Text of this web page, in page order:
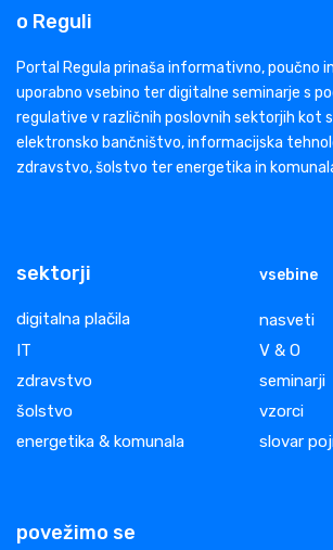
o Reguli
Portal Regula prinaša informativno, poučno in
uporabno vsebino ter digitalne seminarje s
regulative v različnih poslovnih sektorjih kot
elektronsko bančništvo, informacijska
zdravstvo, šolstvo ter energetika in
sektorji
digitalna plačila
IT
zdravstvo
šolstvo
energetika & komunala
vsebine
nasveti
V & O
seminarji
vzorci
slovar
povežimo se